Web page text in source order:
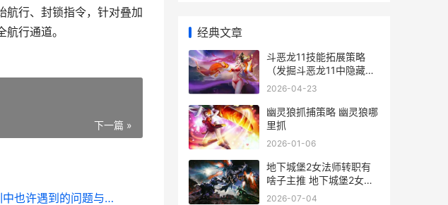
航行、封锁指令，针对叠加
行通道。
下一篇 »
点击冒险之旅冒险之旅特训中也许遇到的问题与对策是啥子 冒险之旅点亮徽章
经典文章
斗恶龙11技能拓展策略
（发掘斗恶龙11中隐藏技
能的决定因素 勇者斗恶龙
2026-04-23
幽灵狼抓捕策略 幽灵狼哪
里抓
2026-01-06
地下城堡2女法师转职有
啥子主推 地下城堡2女法
师转职路线
2026-07-04